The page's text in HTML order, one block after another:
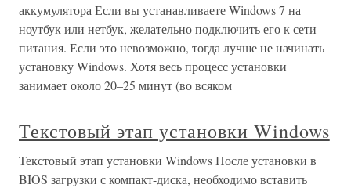
аккумулятора Если вы устанавливаете Windows 7 на
ноутбук или нетбук, желательно подключить его к сети
питания. Если это невозможно, тогда лучше не начинать
установку Windows. Хотя весь процесс установки
занимает около 20–25 минут (во всяком
Текстовый этап установки Windows
Текстовый этап установки Windows После установки в
BIOS загрузки с компакт-диска, необходимо вставить